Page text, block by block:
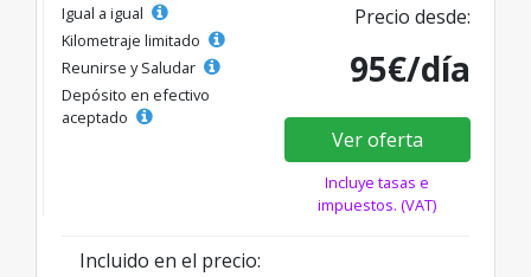
Igual a igual
Kilometraje limitado
Reunirse y Saludar
Depósito en efectivo
aceptado
Precio desde:
95€/día
Ver oferta
Incluye tasas e
impuestos. (VAT)
Incluido en el precio: